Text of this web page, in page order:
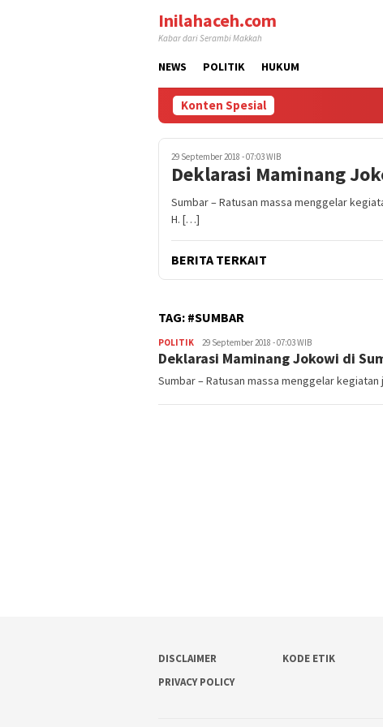
Inilahaceh.com
Kabar dari Serambi Makkah
NEWS POLITIK HUKUM
Konten Spesial
29 September 2018 - 07:03 WIB
Deklarasi Maminang
Sumbar – Ratusan massa menggelar
H. […]
BERITA TERKAIT
TAG: #SUMBAR
POLITIK superadmin
29 September 2018 - 07:03 WIB
Deklarasi Maminang Jokowi di
Sumbar – Ratusan massa menggelar
DISCLAIMER KODE ETIK
PRIVACY POLICY